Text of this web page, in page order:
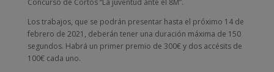
Concurso de Cortos “La juventud ante el 8M”.
Los trabajos, que se podrán presentar hasta el próximo 14 de
febrero de 2021, deberán tener una duración máxima de 150
segundos. Habrá un primer premio de 300€ y dos accésits de
100€ cada uno.